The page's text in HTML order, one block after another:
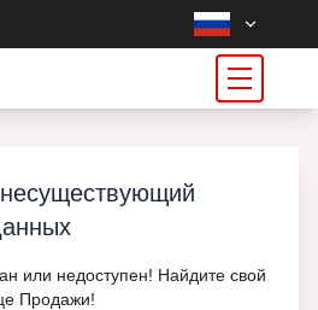
или недоступен! Найдите свой
Продажи!